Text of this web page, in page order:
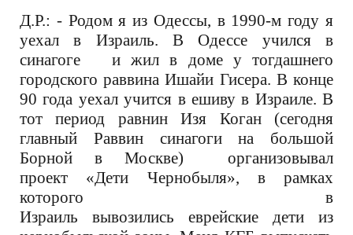
Д.Р.: - Родом я из Одессы, в 1990-м году я
уехал в Израиль. В Одессе учился в
синагоге и жил в доме у тогдашнего
городского раввина Ишайи Гисера. В конце
90 года уехал учится в ешиву в Израиле. В
тот период равнин Изя Коган (сегодня
главный Раввин синагоги на большой
Борной в Москве) организовывал
проект «Дети Чернобыля», в рамках
которого в
Израиль вывозились еврейские дети из